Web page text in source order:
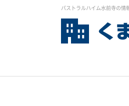
パストラルハイム水前寺の情